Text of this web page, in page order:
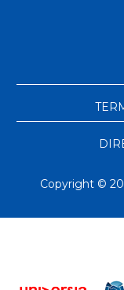
Copyright ©